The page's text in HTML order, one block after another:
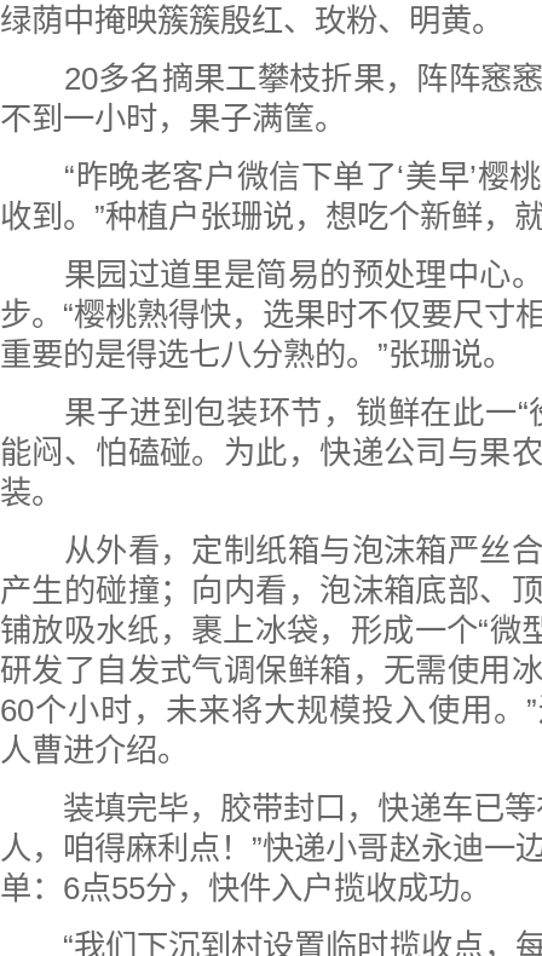
绿荫中掩映簇簇殷红、玫粉、明黄。
20多名摘果工攀枝折果，阵阵窸窸
不到一小时，果子满筐。
“昨晚老客户微信下单了‘美早’樱
收到。”种植户张珊说，想吃个新鲜，
果园过道里是简易的预处理中心。
步。“樱桃熟得快，选果时不仅要尺寸
重要的是得选七八分熟的。”张珊说。
果子进到包装环节，锁鲜在此一“
能闷、怕磕碰。为此，快递公司与果
装。
从外看，定制纸箱与泡沫箱严丝合
产生的碰撞；向内看，泡沫箱底部、
铺放吸水纸，裹上冰袋，形成一个“微
研发了自发式气调保鲜箱，无需使用
60个小时，未来将大规模投入使用。
人曹进介绍。
装填完毕，胶带封口，快递车已等
人，咱得麻利点！”快递小哥赵永迪一
单：6点55分，快件入户揽收成功。
“我们下沉到村设置临时揽收点，